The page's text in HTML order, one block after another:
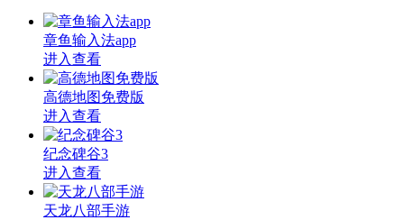
章鱼输入法app
进入查看
高德地图免费版
进入查看
纪念碑谷3
进入查看
天龙八部手游